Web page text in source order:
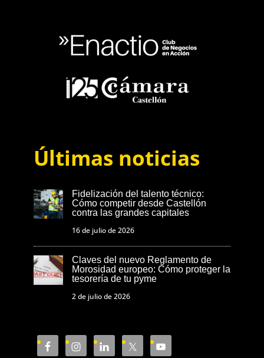
Últimas noticias
Fidelización del talento técnico:
Cómo competir desde Castellón
contra las grandes capitales
16 de julio de 2026
Claves del nuevo Reglamento de
Morosidad europeo: Cómo proteger la
tesorería de tu pyme
2 de julio de 2026